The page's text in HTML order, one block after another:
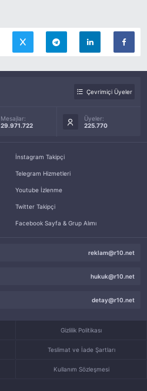
Çevrimiçi Üyeler
Mesajlar:
29.971.722
Üyeler:
225.770
İnstagram Takipçi
Telegram Hizmetleri
Youtube İzlenme
Twitter Takipçi
Facebook Sayfa & Grup Alımı
reklam@r10.net
hukuk@r10.net
detay@r10.net
Gizlilik Politikası
Teslimat ve İade Şartları
Kullanım Sözleşmesi